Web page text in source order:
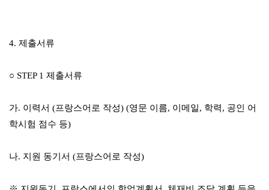
4. 제출서류
○ STEP 1 제출서류
가. 이력서 (프랑스어로 작성) (영문 이름, 이메일, 학력, 공인 어
학시험 점수 등)
나. 지원 동기서 (프랑스어로 작성)